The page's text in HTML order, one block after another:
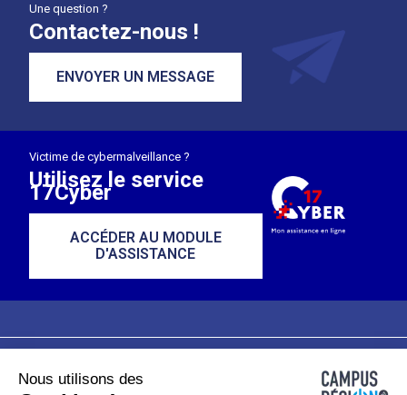
Une question ?
Contactez-nous !
ENVOYER UN MESSAGE
Victime de cybermalveillance ?
Utilisez le service
17Cyber
ACCÉDER AU MODULE
D'ASSISTANCE
Plan du site
Nous utilisons des